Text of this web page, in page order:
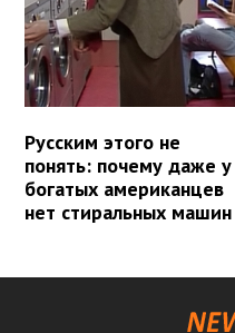
Русским этого не
понять: почему даже у
богатых американцев
нет стиральных машин